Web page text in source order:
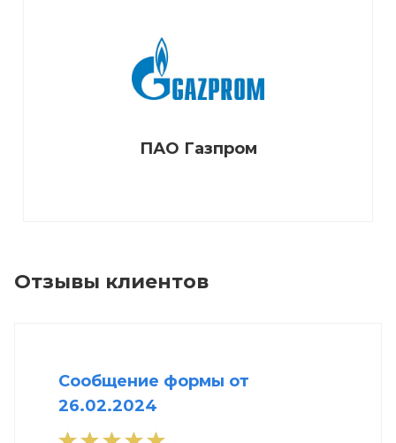
ПАО Газпром
Отзывы клиентов
Сообщение формы от
26.02.2024